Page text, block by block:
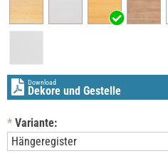
Download
Dekore und Gestelle
* Variante: